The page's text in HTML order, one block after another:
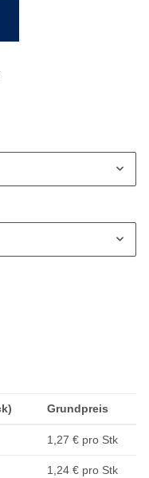
Grundpreis
1,27 € pro Stk
1,24 € pro Stk